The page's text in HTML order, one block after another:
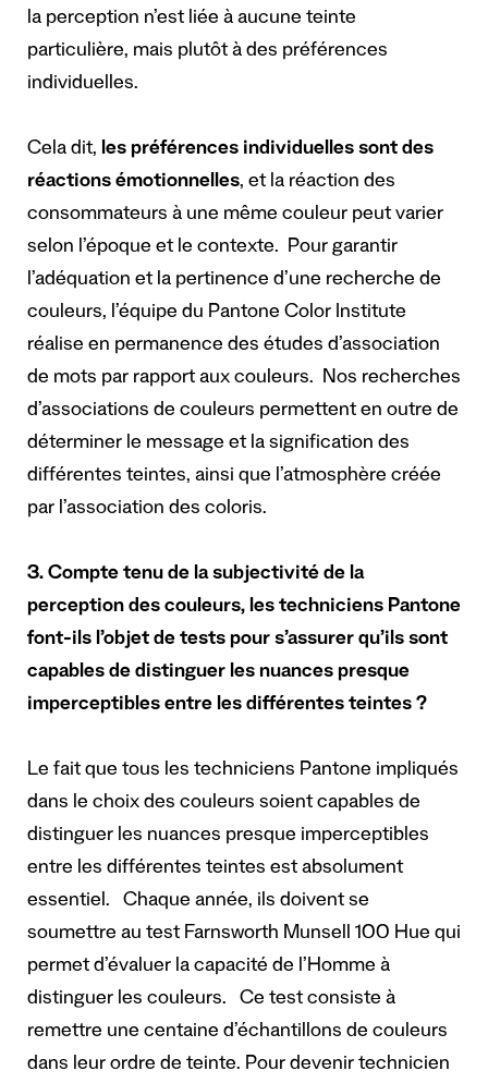
la perception n’est liée à aucune teinte
particulière, mais plutôt à des préférences
individuelles.
Cela dit, les préférences individuelles sont des
réactions émotionnelles, et la réaction des
consommateurs à une même couleur peut varier
selon l’époque et le contexte. Pour garantir
l’adéquation et la pertinence d’une recherche de
couleurs, l’équipe du Pantone Color Institute
réalise en permanence des études d’association
de mots par rapport aux couleurs. Nos recherches
d’associations de couleurs permettent en outre de
déterminer le message et la signification des
différentes teintes, ainsi que l’atmosphère créée
par l’association des coloris.
3. Compte tenu de la subjectivité de la
perception des couleurs, les techniciens Pantone
font-ils l’objet de tests pour s’assurer qu’ils sont
capables de distinguer les nuances presque
imperceptibles entre les différentes teintes ?
Le fait que tous les techniciens Pantone impliqués
dans le choix des couleurs soient capables de
distinguer les nuances presque imperceptibles
entre les différentes teintes est absolument
essentiel. Chaque année, ils doivent se
soumettre au test Farnsworth Munsell 100 Hue qui
permet d’évaluer la capacité de l’Homme à
distinguer les couleurs. Ce test consiste à
remettre une centaine d’échantillons de couleurs
dans leur ordre de teinte. Pour devenir technicien